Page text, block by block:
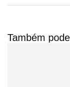
Também